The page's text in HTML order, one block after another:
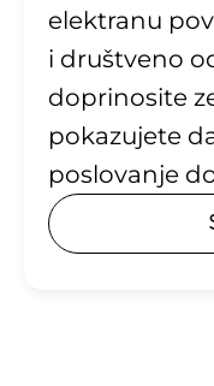
elektranu
i društveno
doprinosite
pokazujete
poslovanje